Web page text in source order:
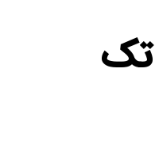
اسپرسو ماشین BEZZERA مدل ELLISSE تک